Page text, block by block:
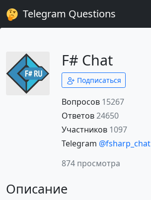
Telegram Questions
F# Chat
Подписаться
Вопросов 15267
Ответов24650
Участников 1097
Telegram @fsharp_chat
874 просмотра
Описание